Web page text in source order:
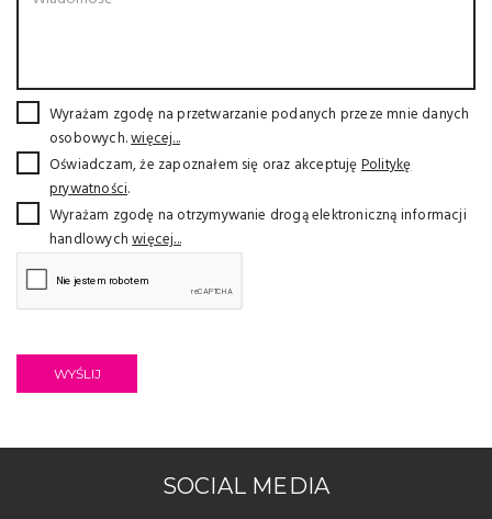
Wyrażam zgodę na przetwarzanie podanych przeze mnie danych
osobowych.więcej...
Oświadczam, że zapoznałem się oraz akceptujęPolitykę
prywatności.
Wyrażam zgodę na otrzymywanie drogą elektroniczną informacji
handlowychwięcej...
WYŚLIJ
SOCIAL MEDIA